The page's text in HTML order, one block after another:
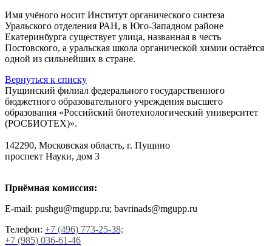
Имя учёного носит Институт органического синтеза
Уральского отделения РАН, в Юго-Западном районе
Екатеринбурга существует улица, названная в честь
Постовского, а уральская школа органической химии остаётся
одной из сильнейших в стране.
Вернуться к списку
Пущинский филиал федерального государственного
бюджетного образовательного учреждения высшего
образования «Российский биотехнологический университет
(РОСБИОТЕХ)».
142290, Московская область, г. Пущино
проспект Науки, дом 3
Приёмная комиссия:
E-mail: pushgu@mgupp.ru; bavrinads@mgupp.ru
Телефон: +7 (496) 773-25-38;
+7 (985) 036-61-46